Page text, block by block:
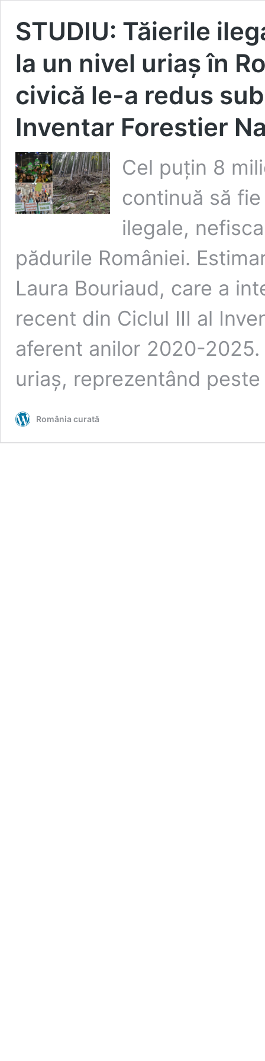
STUDIU: Tăierile
la un nivel uriaș în
civică le-a redus
Inventar Forestier
Cel puțin 8
continuă să
ilegale,
pădurile României.
Laura Bouriaud, care a
recent din Ciclul III al
aferent anilor 2020-
uriaș, reprezentând
România curată